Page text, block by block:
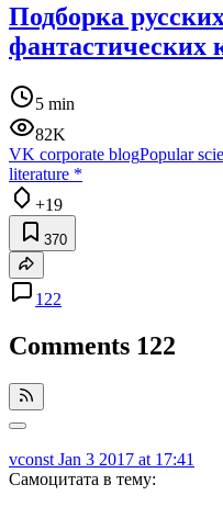
Подборка
фантастических
5 min
82K
VK corporate blogPopular
literature *
+19
370
122
Comments 122
vconst Jan 3 2017 at 17:41
Самоцитата в тему: